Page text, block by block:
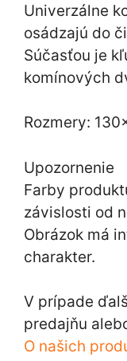
Univerzálne
osádzajú do
Súčasťou je
komínových
Rozmery:
Upozornenie
Farby
závislosti od
Obrázok má
charakter.
V prípade
predajňu
O našich